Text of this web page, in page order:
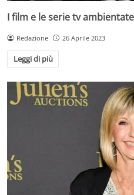
I film e le serie tv
Redazione 26 Aprile 2023
Leggi di più